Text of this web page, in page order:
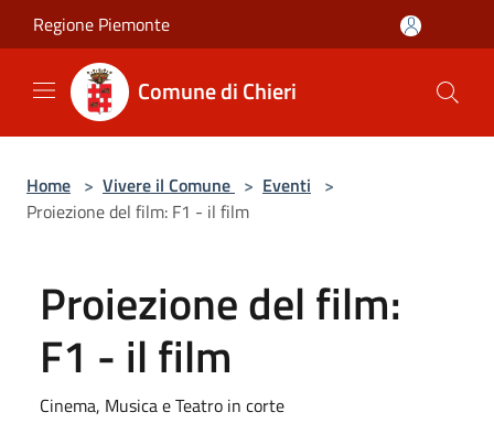
Salta al contenuto principale
Regione Piemonte
Comune di Chieri
Home > Vivere il Comune > Eventi >
Proiezione del film: F1 - il film
Proiezione del film:
F1 - il film
Cinema, Musica e Teatro in corte